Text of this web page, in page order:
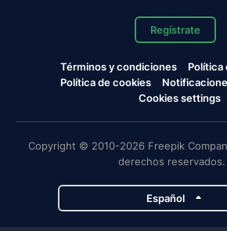
Regístrate
Términos y condiciones
Política
Política de cookies
Cookies settings
Copyright © 2010-2026 Freepik
derechos reservados.
Español